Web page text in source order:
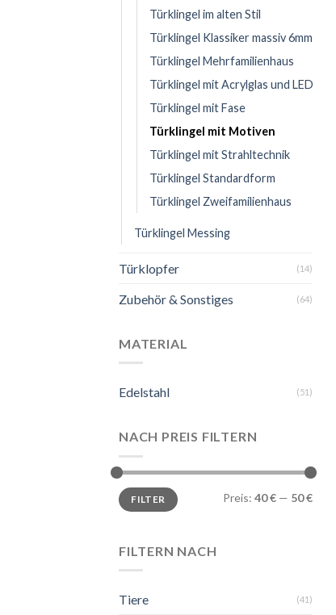
Türklingel im alten Stil
Türklingel Klassiker massiv 6mm
Türklingel Mehrfamilienhaus
Türklingel mit Acrylglas und LED
Türklingel mit Fase
Türklingel mit Motiven
Türklingel mit Strahltechnik
Türklingel Standardform
Türklingel Zweifamilienhaus
Türklingel Messing
Türklopfer (14)
Zubehör & Sonstiges (64)
MATERIAL
Edelstahl (51)
NACH PREIS FILTERN
Min.
Preis
Max.
PreisFILTER Preis: 40 € — 50 €
FILTERN NACH
Tiere (41)